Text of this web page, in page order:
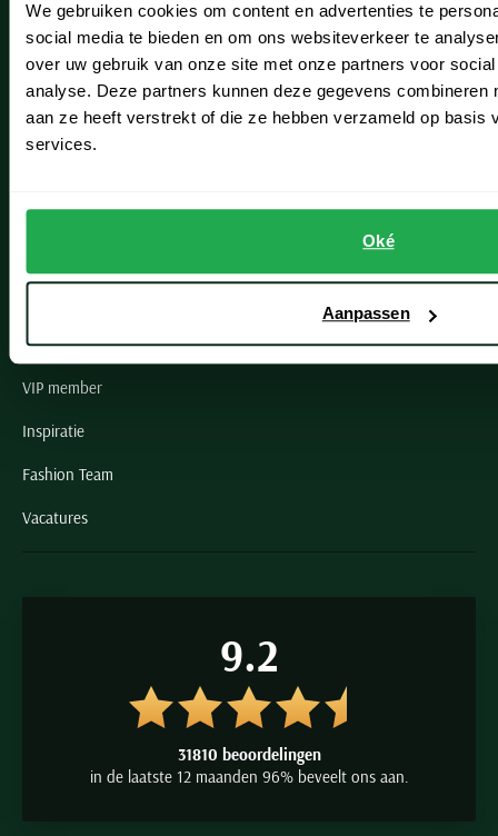
We gebruiken cookies om content en advertenties te
social media te bieden en om ons websiteverkeer te
over uw gebruik van onze site met onze partners voor
analyse. Deze partners kunnen deze gegevens combineren
aan ze heeft verstrekt of die ze hebben verzameld op basis
services.
Oké
Aanpassen
Leiderdorp
Lisse
Noordwijk
Oegstgeest
Paul & Shark specialist
VIP member
Inspiratie
Fashion Team
Vacatures
9.2
31810 beoordelingen
in de laatste 12 maanden 96% beveelt ons aan.